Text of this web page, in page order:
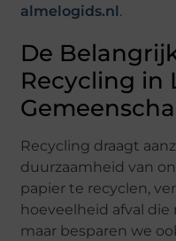
almelogids.nl .
De
Recycling in
Recycling draagt
duurzaamheid van
papier te recyclen,
hoeveelheid afval
maar besparen we